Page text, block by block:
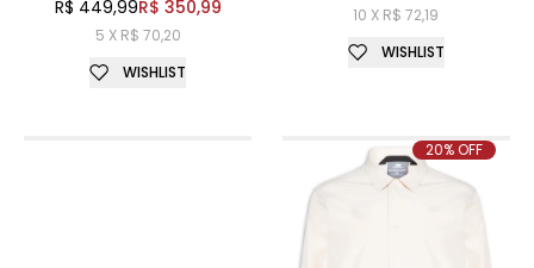
R$ 449,99R$ 350,99
5 X R$ 70,20
WISHLIST
10 X R$ 72,19
WISHLIST
20% OFF